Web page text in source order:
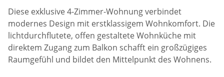
Diese exklusive 4-Zimmer-Wohnung verbindet
modernes Design mit erstklassigem Wohnkomfort. Die
lichtdurchflutete, offen gestaltete Wohnküche mit
direktem Zugang zum Balkon schafft ein großzügiges
Raumgefühl und bildet den Mittelpunkt des Wohnens.